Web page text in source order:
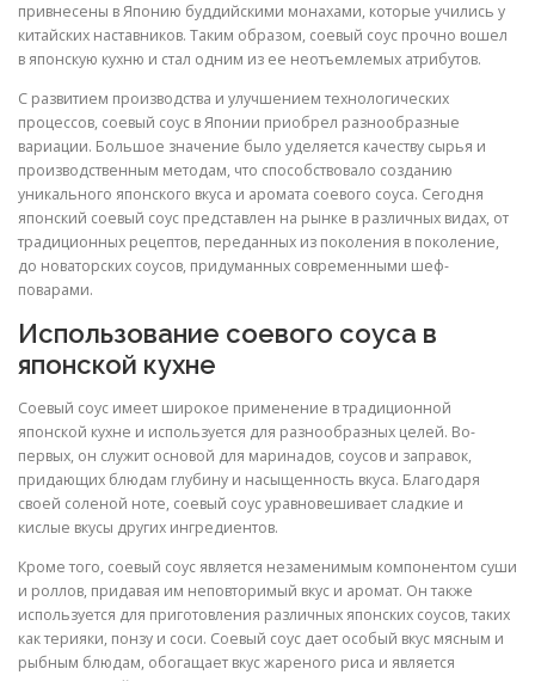
привнесены в Японию буддийскими монахами, которые учились у
китайских наставников. Таким образом, соевый соус прочно вошел
в японскую кухню и стал одним из ее неотъемлемых атрибутов.
С развитием производства и улучшением технологических
процессов, соевый соус в Японии приобрел разнообразные
вариации. Большое значение было уделяется качеству сырья и
производственным методам, что способствовало созданию
уникального японского вкуса и аромата соевого соуса. Сегодня
японский соевый соус представлен на рынке в различных видах, от
традиционных рецептов, переданных из поколения в поколение,
до новаторских соусов, придуманных современными шеф-
поварами.
Использование соевого соуса в
японской кухне
Соевый соус имеет широкое применение в традиционной
японской кухне и используется для разнообразных целей. Во-
первых, он служит основой для маринадов, соусов и заправок,
придающих блюдам глубину и насыщенность вкуса. Благодаря
своей соленой ноте, соевый соус уравновешивает сладкие и
кислые вкусы других ингредиентов.
Кроме того, соевый соус является незаменимым компонентом суши
и роллов, придавая им неповторимый вкус и аромат. Он также
используется для приготовления различных японских соусов, таких
как терияки, понзу и соси. Соевый соус дает особый вкус мясным и
рыбным блюдам, обогащает вкус жареного риса и является